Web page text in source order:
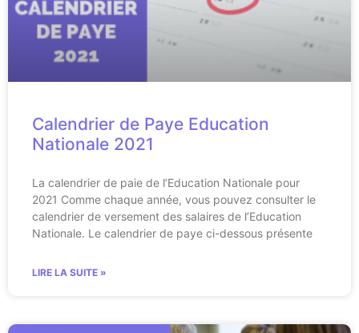
Calendrier de Paye Education
Nationale 2021
La calendrier de paie de l’Education Nationale pour
2021 Comme chaque année, vous pouvez consulter le
calendrier de versement des salaires de l’Education
Nationale. Le calendrier de paye ci-dessous présente
LIRE LA SUITE »